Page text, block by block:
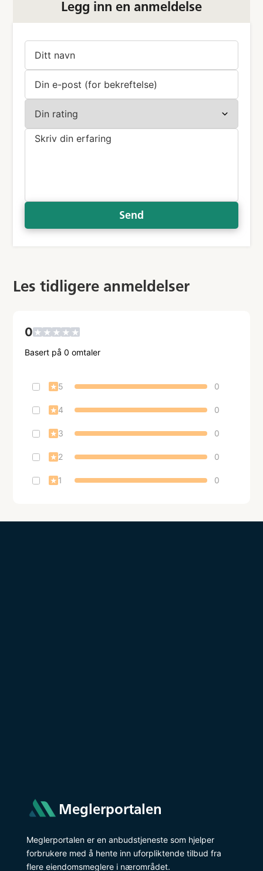
Legg inn en anmeldelse
Send
Les tidligere anmeldelser
0★ ★ ★ ★ ★
Basert på0 omtaler
★ 5 0
★ 4 0
★ 3 0
★ 2 0
★ 1 0
Meglerportalen
Meglerportalen er en anbudstjeneste som hjelper
forbrukere med å hente inn uforpliktende tilbud fra
flere eiendomsmeglere i nærområdet.